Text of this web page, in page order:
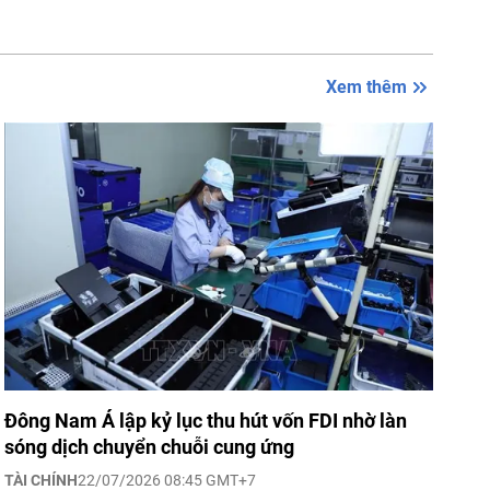
Xem thêm
Đông Nam Á lập kỷ lục thu hút vốn FDI nhờ làn
sóng dịch chuyển chuỗi cung ứng
TÀI CHÍNH22/07/2026 08:45 GMT+7